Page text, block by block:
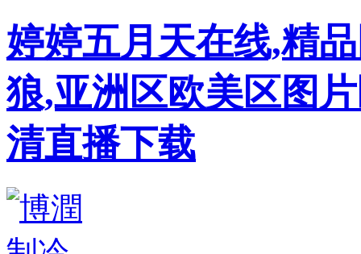
婷婷五月天在线,精
狼,亚洲区欧美区图
清直播下载